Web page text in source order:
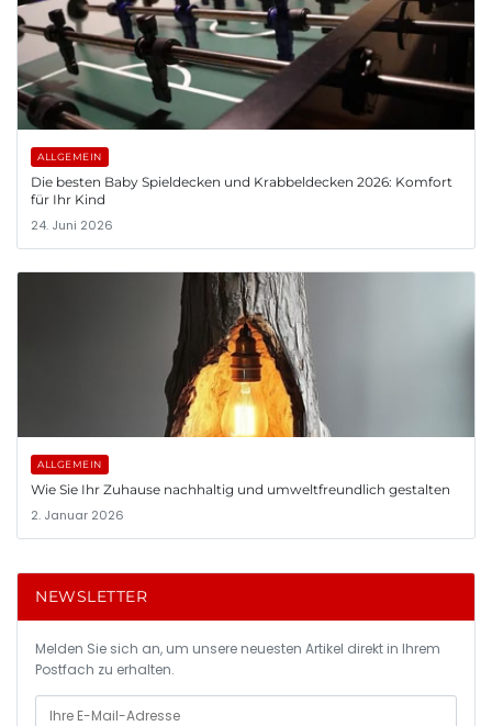
ALLGEMEIN
Die besten Baby Spieldecken und Krabbeldecken 2026: Komfort
für Ihr Kind
24. Juni 2026
ALLGEMEIN
Wie Sie Ihr Zuhause nachhaltig und umweltfreundlich gestalten
2. Januar 2026
NEWSLETTER
Melden Sie sich an, um unsere neuesten Artikel direkt in Ihrem
Postfach zu erhalten.